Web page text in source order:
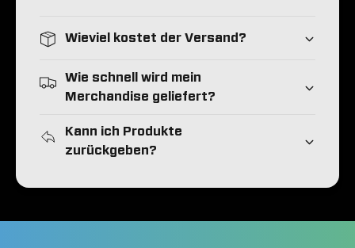
Wieviel kostet der Versand?
Wie schnell wird mein
Merchandise geliefert?
Kann ich Produkte
zurückgeben?